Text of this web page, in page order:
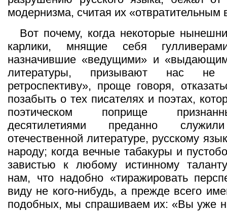
модернизма, считая их «отвратительным
Вот почему, когда некоторые
карлики, мнящие себя
назначившие «ведущими» и
литературы, призывают нас не
ретроспективу», проще говоря,
позабыть о тех писателях и поэтах,
поэтическом поприще
десятилетиями преданно
отечественной литературе, русскому
народу; когда вечные табакуры и
завистью к любому истинному
нам, что надобно «тиражировать
виду не кого-нибудь, а прежде всего
подобных, мы спрашиваем их: «Вы уже